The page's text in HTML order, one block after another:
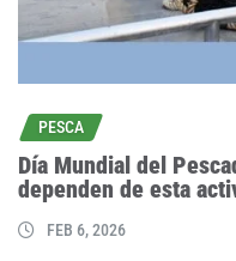
PESCA
Día Mundial del
dependen de esta
FEB 6, 2026